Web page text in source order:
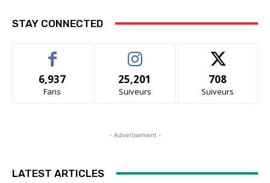
STAY CONNECTED
6,937
Fans
25,201
Suiveurs
708
Suiveurs
- Advertisement -
LATEST ARTICLES